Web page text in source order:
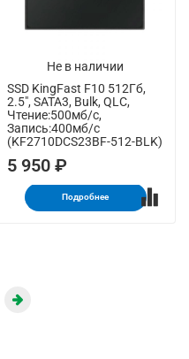
Не в наличии
SSD KingFast F10 512Гб,
2.5", SATA3, Bulk, QLC,
Чтение:500мб/с,
Запись:400мб/с
(KF2710DCS23BF-512-BLK)
5 950 ₽
Подробнее